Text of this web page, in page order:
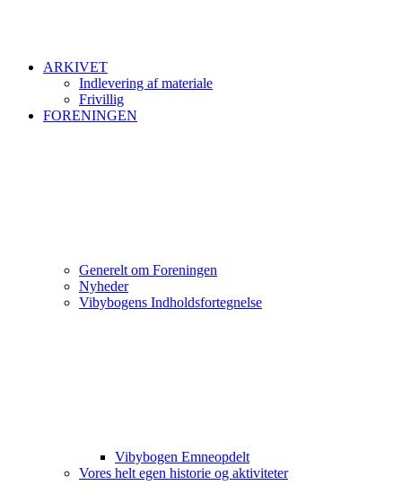
ARKIVET
Indlevering af materiale
Frivillig
FORENINGEN
Generelt om Foreningen
Nyheder
Vibybogens Indholdsfortegnelse
Vibybogen Emneopdelt
Vores helt egen historie og aktiviteter